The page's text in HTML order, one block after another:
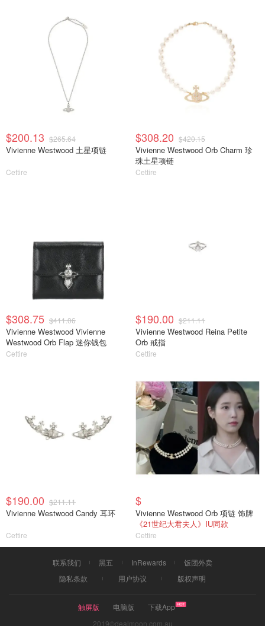
$200.13 $265.64
Vivienne Westwood 土星项链
Cettire
$308.20 $420.15
Vivienne Westwood Orb Charm 珍
珠土星项链
Cettire
$308.75 $411.06
Vivienne Westwood Vivienne
Westwood Orb Flap 迷你钱包
Cettire
$190.00 $211.11
Vivienne Westwood Reina Petite
Orb 戒指
Cettire
$190.00 $211.11
Vivienne Westwood Candy 耳环
Cettire
$
Vivienne Westwood Orb 项链 饰牌
《21世纪大君夫人》IU同款
Cettire
联系我们 黑五 InRewards
饭团外卖
隐私条款
用户协议 版权声明
触屏版 电脑版
下载App
2019©dealmoon.com.au